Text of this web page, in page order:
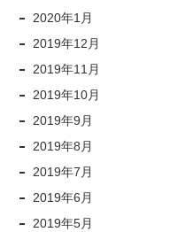
2020年1月
2019年12月
2019年11月
2019年10月
2019年9月
2019年8月
2019年7月
2019年6月
2019年5月